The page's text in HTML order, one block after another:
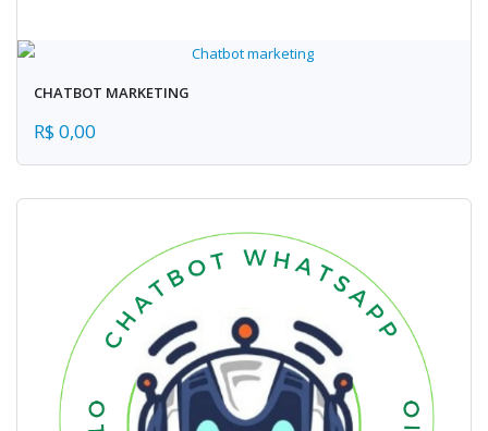
CHATBOT MARKETING
R$ 0,00